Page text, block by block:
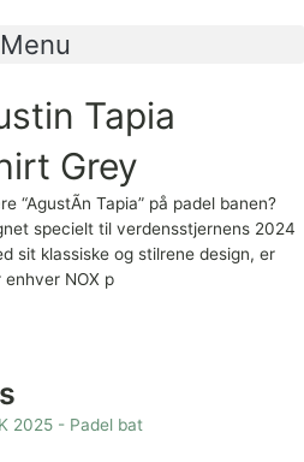
Menu
Tapia
Grey
“AgustÃ­n Tapia” på padel banen?
specielt til verdensstjernens 2024
sit klassiske og stilrene design, er
NOX p